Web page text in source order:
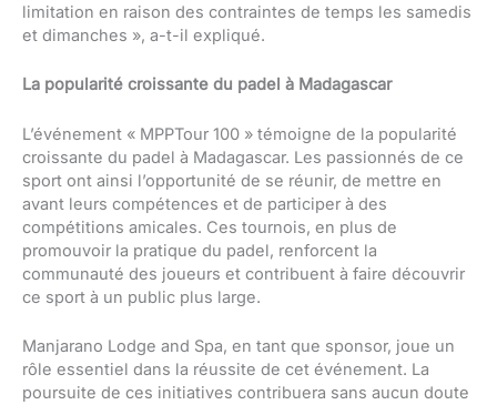
limitation en raison des contraintes de temps les samedis
et dimanches », a-t-il expliqué.
La popularité croissante du padel à Madagascar
L’événement « MPPTour 100 » témoigne de la popularité
croissante du padel à Madagascar. Les passionnés de ce
sport ont ainsi l’opportunité de se réunir, de mettre en
avant leurs compétences et de participer à des
compétitions amicales. Ces tournois, en plus de
promouvoir la pratique du padel, renforcent la
communauté des joueurs et contribuent à faire découvrir
ce sport à un public plus large.
Manjarano Lodge and Spa, en tant que sponsor, joue un
rôle essentiel dans la réussite de cet événement. La
poursuite de ces initiatives contribuera sans aucun doute